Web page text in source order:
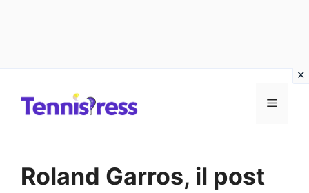
MENU
Roland Garros, il post